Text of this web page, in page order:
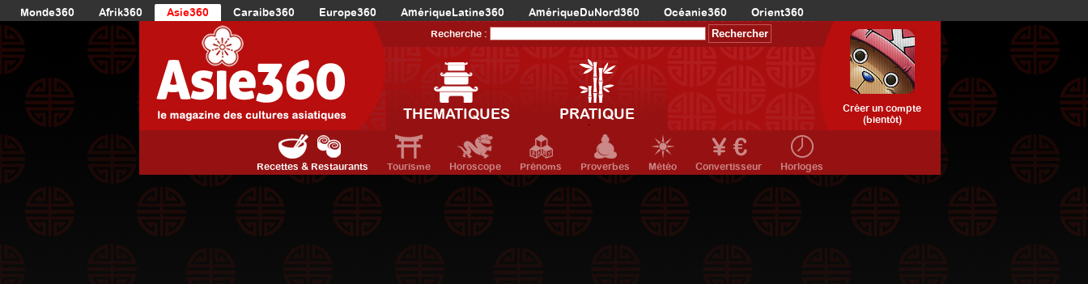
Monde360 Afrik360 Asie360 Caraibe360 Europe360 AmériqueLatine360 AmériqueDuNord360 Océanie360 Orient360
Recherche :
THEMATIQUES PRATIQUE
Créer un compte
(bientôt)
Recettes & Restaurants Tourisme Horoscope Prénoms Proverbes Météo Convertisseur Horloges